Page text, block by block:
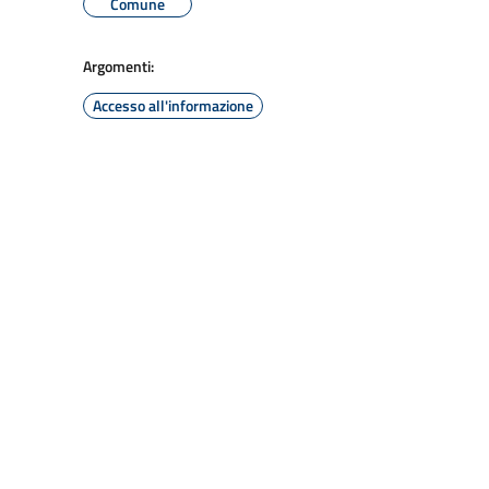
Argomenti:
Accesso all'informazione